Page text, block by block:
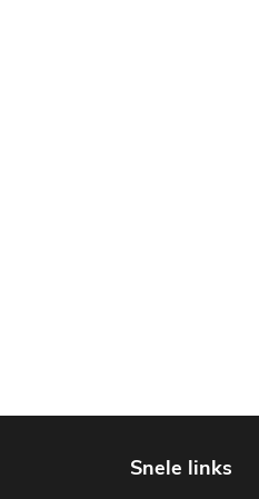
Snele links